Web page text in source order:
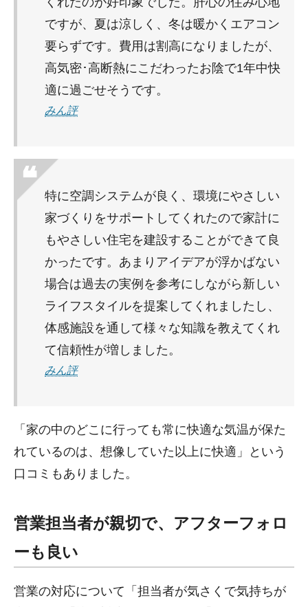
ですが、夏は涼しく、冬は暖かくエアコン
要らずです。費用は割高になりましたが、
高気密･高断熱にこだわったお陰で1年中快
適に過ごせそうです。
みん評
特に空調システムが良く、環境にやさしい
家づくりをサポートしてくれたので家計に
もやさしい住宅を建設することができて良
かったです。あまりアイデアが浮かばない
場合は過去の実例を参考にしながら新しい
ライフスタイルを提案してくれましたし、
体感施設を通して様々な知識を教えてくれ
て信頼性が増しました。
みん評
「家の中のどこに行っても常に快適な気温が保た
れているのは、想像していた以上に快適」という
口コミもありました。
営業担当者が親切で、アフターフォロ
ーも良い
営業の対応について「担当者が気さくで気持ちが